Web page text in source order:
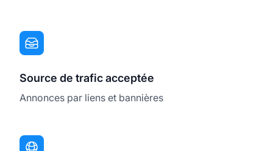
Source de trafic acceptée
Annonces par liens et bannières